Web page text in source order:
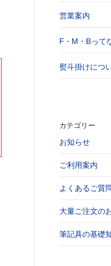
営業案内
F・M・Bって
熨斗掛けにつ
カテゴリー
お知らせ
ご利用案内
よくあるご質
大量ご注文の
筆記具の基礎